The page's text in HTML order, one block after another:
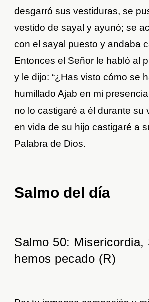
desgarró sus vestiduras, se
vestido de sayal y ayunó; se
con el sayal puesto y andaba
Entonces el Señor le habló al
y le dijo: “¿Has visto cómo se
humillado Ajab en mi
no lo castigaré a él durante su
en vida de su hijo castigaré a
Palabra de Dios.
Salmo del día
Salmo 50: Misericordia,
hemos pecado (R)